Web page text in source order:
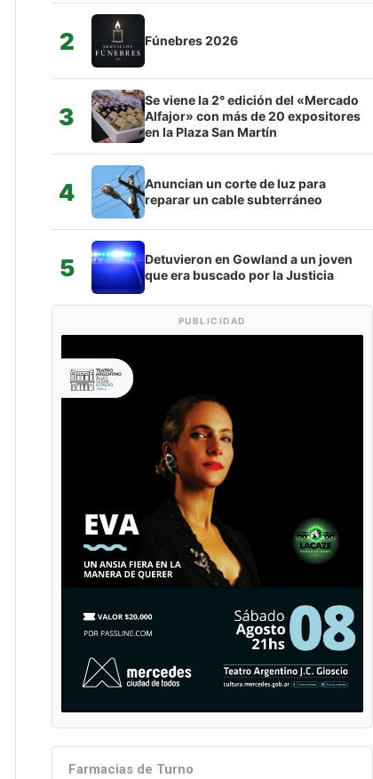
2 Fúnebres 2026
3
Se viene la 2° edición del «Mercado
Alfajor» con más de 20 expositores
en la Plaza San Martín
4
Anuncian un corte de luz para
reparar un cable subterráneo
5
Detuvieron en Gowland a un joven
que era buscado por la Justicia
PUBLICIDAD
Farmacias de Turno